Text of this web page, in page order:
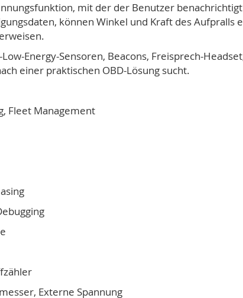
mit der der Benutzer
können Winkel und Kraft des
Energy-Sensoren, Beacons, Freisprech-
einer praktischen OBD-Lösung sucht.
Fleet Management
Externe Spannung